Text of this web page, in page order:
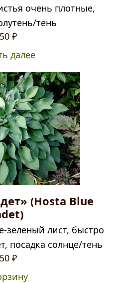
очень плотные,
тень
₽
далее
(Hosta Blue
зеленый лист, быстро
посадка солнце/тень
₽